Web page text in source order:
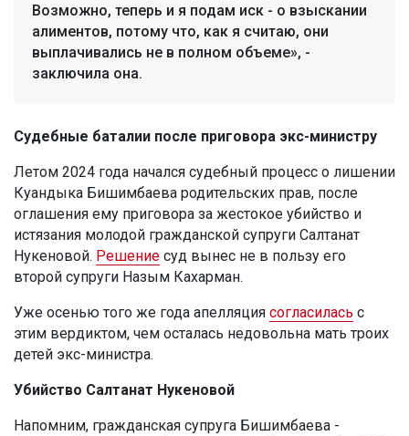
Возможно, теперь и я подам иск - о взыскании
алиментов, потому что, как я считаю, они
выплачивались не в полном объеме», -
заключила она.
Судебные баталии после приговора экс-министру
Летом 2024 года начался судебный процесс о лишении
Куандыка Бишимбаева родительских прав, после
оглашения ему приговора за жестокое убийство и
истязания молодой гражданской супруги Салтанат
Нукеновой. Решение суд вынес не в пользу его
второй супруги Назым Кахарман.
Уже осенью того же года апелляция согласилась с
этим вердиктом, чем осталась недовольна мать троих
детей экс-министра.
Убийство Салтанат Нукеновой
Напомним, гражданская супруга Бишимбаева -